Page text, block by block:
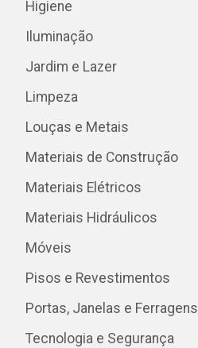
Higiene
Iluminação
Jardim e Lazer
Limpeza
Louças e Metais
Materiais de Construção
Materiais Elétricos
Materiais Hidráulicos
Móveis
Pisos e Revestimentos
Portas, Janelas e Ferragens
Tecnologia e Segurança